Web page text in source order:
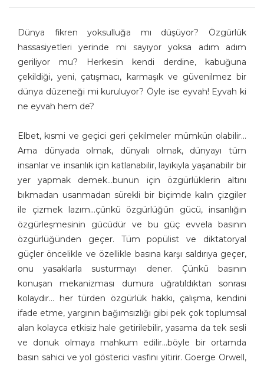
Dünya fikren yoksulluğa mı düşüyor? Özgürlük
hassasiyetleri yerinde mi sayıyor yoksa adım adım
geriliyor mu? Herkesin kendi derdine, kabuğuna
çekildiği, yeni, çatışmacı, karmaşık ve güvenilmez bir
dünya düzeneği mi kuruluyor? Öyle ise eyvah! Eyvah ki
ne eyvah hem de?
Elbet, kısmi ve geçici geri çekilmeler mümkün olabilir…
Ama dünyada olmak, dünyalı olmak, dünyayı tüm
insanlar ve insanlık için katlanabilir, layıkıyla yaşanabilir bir
yer yapmak demek…bunun için özgürlüklerin altını
bıkmadan usanmadan sürekli bir biçimde kalın çizgiler
ile çizmek lazım…çünkü özgürlüğün gücü, insanlığın
özgürleşmesinin gücüdür ve bu güç evvela basının
özgürlüğünden geçer. Tüm popülist ve diktatoryal
güçler öncelikle ve özellikle basına karşı saldırıya geçer,
onu yasaklarla susturmayı dener. Çünkü basının
konuşan mekanizması dumura uğratıldıktan sonrası
kolaydır… her türden özgürlük hakkı, çalışma, kendini
ifade etme, yargının bağımsızlığı gibi pek çok toplumsal
alan kolayca etkisiz hale getirilebilir, yasama da tek sesli
ve donuk olmaya mahkum edilir…böyle bir ortamda
basın sahici ve yol gösterici vasfını yitirir. Goerge Orwell,